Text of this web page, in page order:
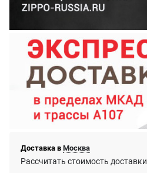
Доставка в Москва
Рассчитать стоимость доставки